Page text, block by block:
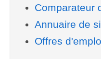
Comparateur
Annuaire de
Offres